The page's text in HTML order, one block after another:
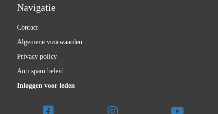
Navigatie
Contact
Algemene voorwaarden
Privacy policy
Anti spam beleid
Inloggen voor leden